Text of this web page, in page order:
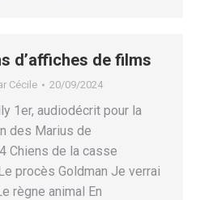
d’affiches de films
Cécile 20/09/2024
1er, audiodécrit pour la
des Marius de
Chiens de la casse
procès Goldman Je verrai
règne animal En